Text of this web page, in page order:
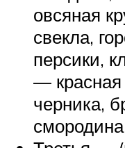
овсяная
свекла,
персики,
—
черника,